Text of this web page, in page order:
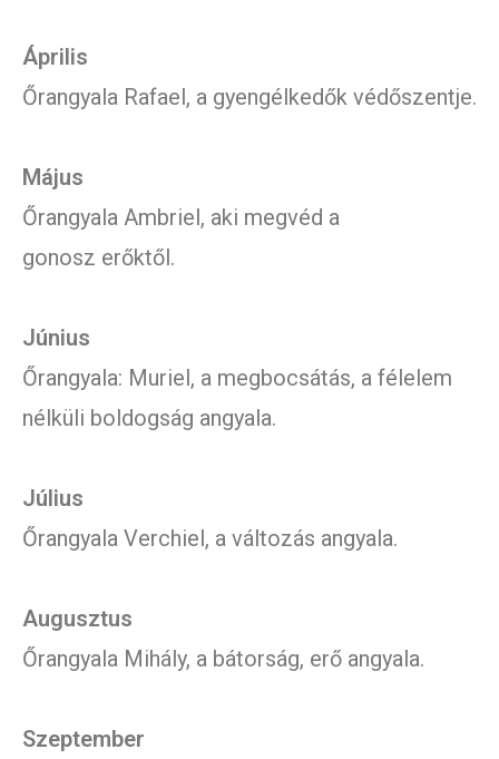
Április
Őrangyala Rafael, a gyengélkedők védőszentje.
Május
Őrangyala Ambriel, aki megvéd a
gonosz erőktől.
Június
Őrangyala: Muriel, a megbocsátás, a félelem
nélküli boldogság angyala.
Július
Őrangyala Verchiel, a változás angyala.
Augusztus
Őrangyala Mihály, a bátorság, erő angyala.
Szeptember